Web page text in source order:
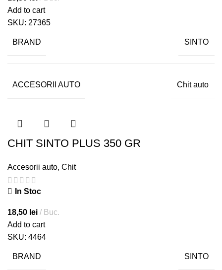
Add to cart
SKU: 27365
BRAND SINTO
ACCESORII AUTO Chit auto
CHIT SINTO PLUS 350 GR
Accesorii auto, Chit
In Stoc
18,50 lei
Buc.
Add to cart
SKU: 4464
BRAND SINTO